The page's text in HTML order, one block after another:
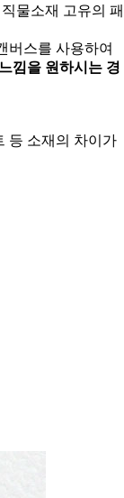
물소재 고유의 패
버스를 사용하여
낌을 원하시는 경
등 소재의 차이가